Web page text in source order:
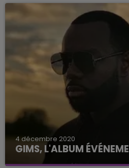
4 décembre 2020
GIMS, L'ALBUM
Retour aux origines pour le